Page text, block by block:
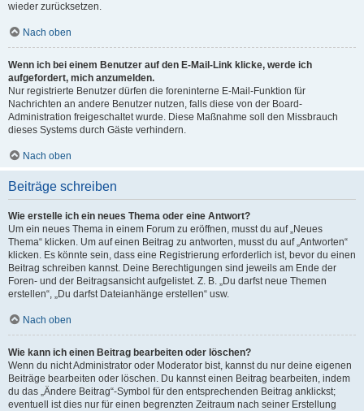
wieder zurücksetzen.
Nach oben
Wenn ich bei einem Benutzer auf den E-Mail-Link klicke, werde ich
aufgefordert, mich anzumelden.
Nur registrierte Benutzer dürfen die foreninterne E-Mail-Funktion für
Nachrichten an andere Benutzer nutzen, falls diese von der Board-
Administration freigeschaltet wurde. Diese Maßnahme soll den Missbrauch
dieses Systems durch Gäste verhindern.
Nach oben
Beiträge schreiben
Wie erstelle ich ein neues Thema oder eine Antwort?
Um ein neues Thema in einem Forum zu eröffnen, musst du auf „Neues
Thema“ klicken. Um auf einen Beitrag zu antworten, musst du auf „Antworten“
klicken. Es könnte sein, dass eine Registrierung erforderlich ist, bevor du einen
Beitrag schreiben kannst. Deine Berechtigungen sind jeweils am Ende der
Foren- und der Beitragsansicht aufgelistet. Z. B. „Du darfst neue Themen
erstellen“, „Du darfst Dateianhänge erstellen“ usw.
Nach oben
Wie kann ich einen Beitrag bearbeiten oder löschen?
Wenn du nicht Administrator oder Moderator bist, kannst du nur deine eigenen
Beiträge bearbeiten oder löschen. Du kannst einen Beitrag bearbeiten, indem
du das „Ändere Beitrag“-Symbol für den entsprechenden Beitrag anklickst;
eventuell ist dies nur für einen begrenzten Zeitraum nach seiner Erstellung